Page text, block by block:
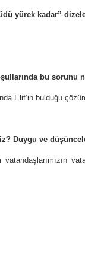
yürek kadar”
bu sorunu
Elif’in bulduğu
Duygu ve